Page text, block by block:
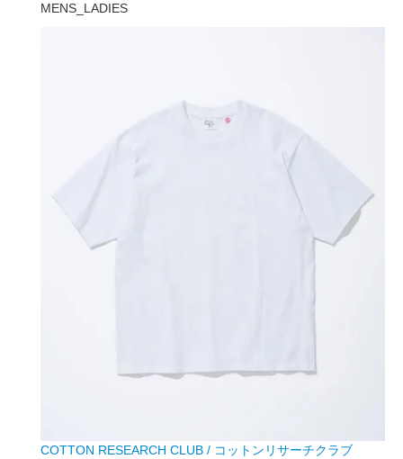
MENS_LADIES
COTTON RESEARCH CLUB / コットンリサーチクラブ